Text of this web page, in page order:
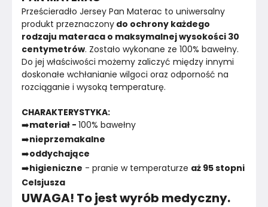
Marka Pan Materac
Montaż Złożony
Prześcieradło Jersey Pan Materac to uniwersalny
produkt przeznaczony do ochrony każdego
rodzaju materaca o maksymalnej wysokości 30
centymetrów. Zostało wykonane ze 100% bawełny.
Do jej właściwości możemy zaliczyć między innymi
doskonałe wchłanianie wilgoci oraz odporność na
rozciąganie i wysoką temperaturę.
CHARAKTERYSTYKA:
➡️materiał - 100% bawełny
➡️nieprzemakalne
➡️oddychające
➡️higieniczne - pranie w temperaturze aż 95 stopni
Celsjusza
UWAGA! To jest wyrób medyczny.